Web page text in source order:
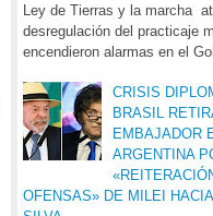
Ley de Tierras y la marcha
desregulación del practicaje
encendieron alarmas en el
CRISIS
BRASIL
EMBAJADOR
ARGENTINA
OFENSAS» DE MILEI